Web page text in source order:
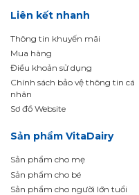
Liên kết nhanh
Thông tin khuyến mãi
Mua hàng
Điều khoản sử dụng
Chính sách bảo vệ thông tin cá
nhân
Sơ đồ Website
Sản phẩm VitaDairy
Sản phẩm cho mẹ
Sản phẩm cho bé
Sản phẩm cho người lớn tuổi